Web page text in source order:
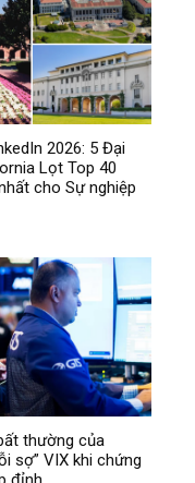
2026: 5 Đại
Lọt Top 40
cho Sự nghiệp
thường của
sợ” VIX khi chứng